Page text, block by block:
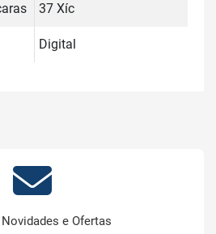
37 Xíc
Digital
Novidades e Ofertas